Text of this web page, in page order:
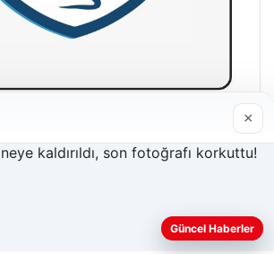
daha iyi anlayabilmek,
×
Güncel Haberler